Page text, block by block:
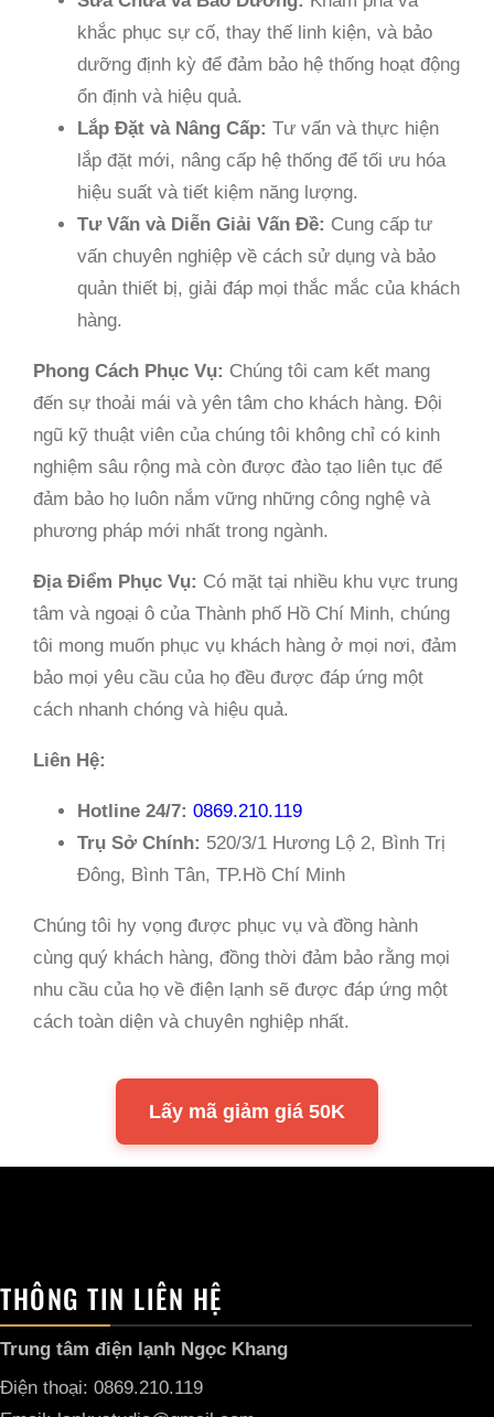
khắc phục sự cố, thay thế linh kiện, và bảo
dưỡng định kỳ để đảm bảo hệ thống hoạt động
ổn định và hiệu quả.
Lắp Đặt và Nâng Cấp: Tư vấn và thực hiện
lắp đặt mới, nâng cấp hệ thống để tối ưu hóa
hiệu suất và tiết kiệm năng lượng.
Tư Vấn và Diễn Giải Vấn Đề: Cung cấp tư
vấn chuyên nghiệp về cách sử dụng và bảo
quản thiết bị, giải đáp mọi thắc mắc của khách
hàng.
Phong Cách Phục Vụ: Chúng tôi cam kết mang
đến sự thoải mái và yên tâm cho khách hàng. Đội
ngũ kỹ thuật viên của chúng tôi không chỉ có kinh
nghiệm sâu rộng mà còn được đào tạo liên tục để
đảm bảo họ luôn nắm vững những công nghệ và
phương pháp mới nhất trong ngành.
Địa Điểm Phục Vụ: Có mặt tại nhiều khu vực trung
tâm và ngoại ô của Thành phố Hồ Chí Minh, chúng
tôi mong muốn phục vụ khách hàng ở mọi nơi, đảm
bảo mọi yêu cầu của họ đều được đáp ứng một
cách nhanh chóng và hiệu quả.
Liên Hệ:
Hotline 24/7: 0869.210.119
Trụ Sở Chính: 520/3/1 Hương Lộ 2, Bình Trị
Đông, Bình Tân, TP.Hồ Chí Minh
Chúng tôi hy vọng được phục vụ và đồng hành
cùng quý khách hàng, đồng thời đảm bảo rằng mọi
nhu cầu của họ về điện lạnh sẽ được đáp ứng một
cách toàn diện và chuyên nghiệp nhất.
Lấy mã giảm giá 50K
THÔNG TIN LIÊN HỆ
Trung tâm điện lạnh Ngọc Khang
Điện thoại: 0869.210.119